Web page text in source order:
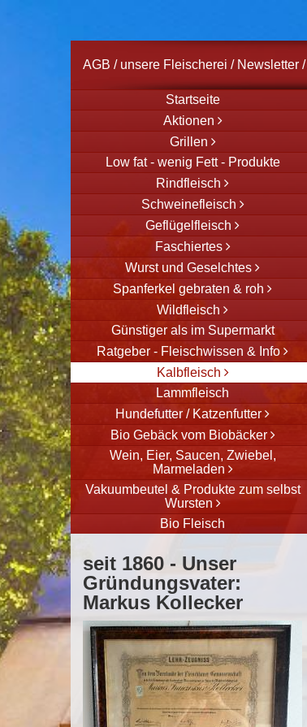
AGB / unsere Fleischerei / Newsletter /
Startseite
Aktionen
Grillen
Low fat - wenig Fett - Produkte
Rindfleisch
Schweinefleisch
Geflügelfleisch
Faschiertes
Wurst und Geselchtes
Spanferkel gebraten & roh
Wildfleisch
Günstiger als im Supermarkt
Ratgeber - Fleischwissen & Info
Kalbfleisch
Lammfleisch
Hundefutter / Katzenfutter
Bio Gebäck vom Biobäcker
Wein, Eier, Saucen, Zwiebel,
Marmeladen
Vakuumbeutel & Produkte zum selbst
Wursten
Bio Fleisch
seit 1860 - Unser
Gründungsvater:
Markus Kollecker